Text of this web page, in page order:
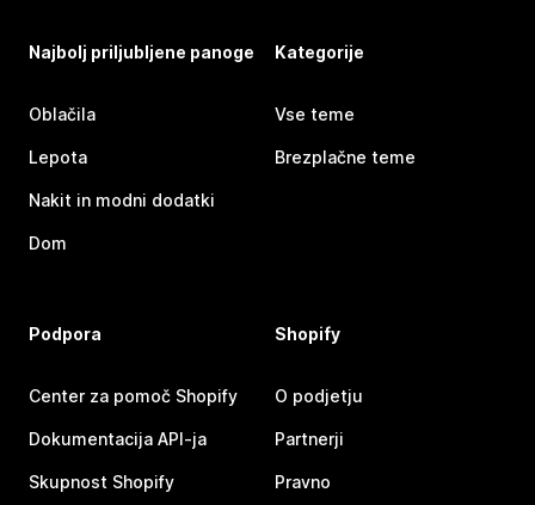
Najbolj priljubljene panoge
Oblačila
Lepota
Nakit in modni dodatki
Dom
Kategorije
Vse teme
Brezplačne teme
Podpora
Center za pomoč Shopify
Dokumentacija API-ja
Skupnost Shopify
Shopify
O podjetju
Partnerji
Pravno